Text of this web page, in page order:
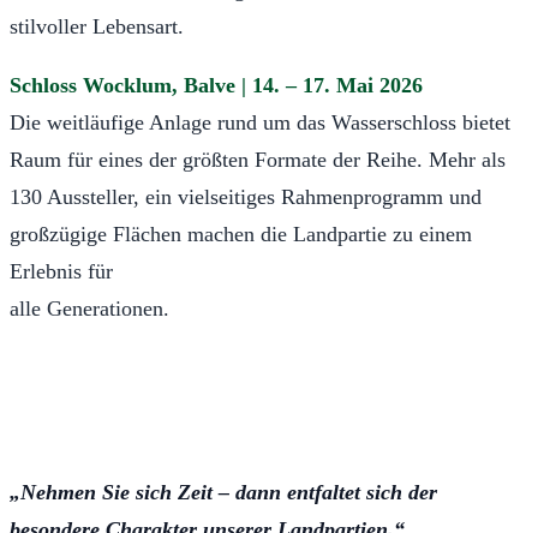
stilvoller Lebensart.
Schloss Wocklum, Balve | 14. – 17. Mai 2026
Die weitläufige Anlage rund um das Wasserschloss bietet
Raum für eines der größten Formate der Reihe. Mehr als
130 Aussteller, ein vielseitiges Rahmenprogramm und
großzügige Flächen machen die Landpartie zu einem
Erlebnis für
alle Generationen.
„Nehmen Sie sich Zeit – dann entfaltet sich der